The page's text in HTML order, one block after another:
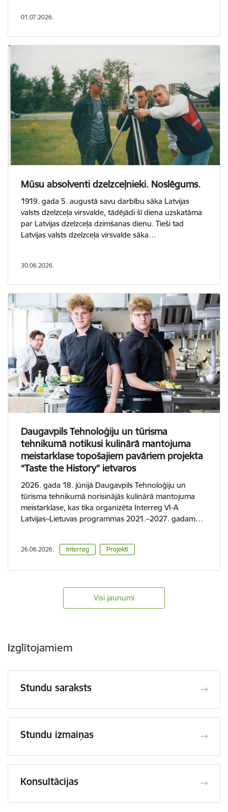
01.07.2026.
Mūsu absolventi dzelzceļnieki. Noslēgums.
1919. gada 5. augustā savu darbību sāka Latvijas
valsts dzelzceļa virsvalde, tādējādi šī diena uzskatāma
par Latvijas dzelzceļa dzimšanas dienu. Tieši tad
Latvijas valsts dzelzceļa virsvalde sāka…
30.06.2026.
Daugavpils Tehnoloģiju un tūrisma
tehnikumā notikusi kulinārā mantojuma
meistarklase topošajiem pavāriem projekta
“Taste the History” ietvaros
2026. gada 18. jūnijā Daugavpils Tehnoloģiju un
tūrisma tehnikumā norisinājās kulinārā mantojuma
meistarklase, kas tika organizēta Interreg VI-A
Latvijas–Lietuvas programmas 2021.–2027. gadam…
26.06.2026. Interreg Projekti
Visi jaunumi
Izglītojamiem
Stundu saraksts
Stundu izmaiņas
Konsultācijas